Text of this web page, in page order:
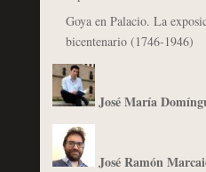
Goya en Palacio. La
bicentenario (1746-1946)
José María
José Ramón